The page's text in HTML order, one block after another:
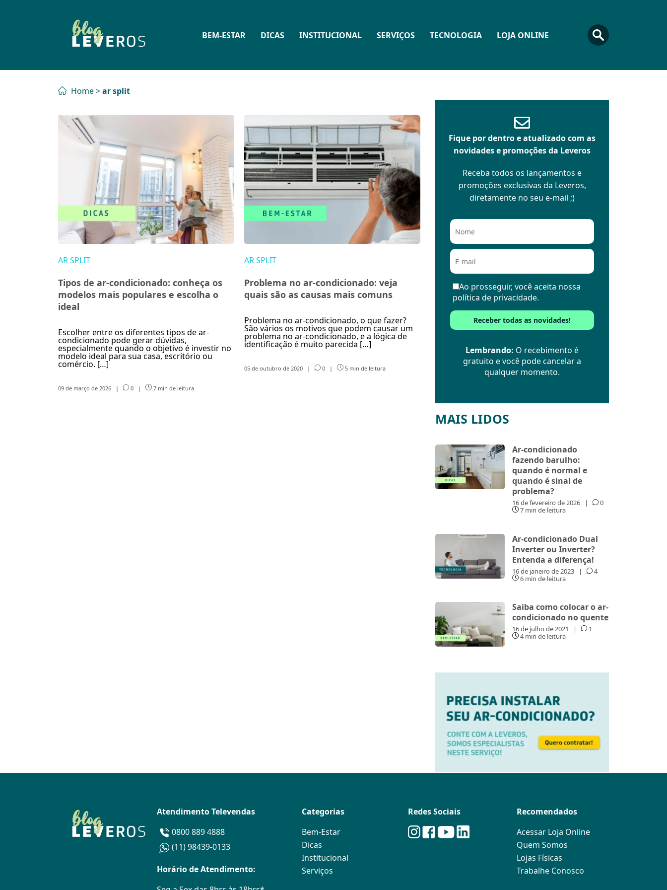
BEM-ESTAR DICAS INSTITUCIONAL SERVIÇOS TECNOLOGIA LOJA ONLINE
Home>ar split
AR SPLIT
Tipos de ar-condicionado: conheça os
modelos mais populares e escolha o
ideal
Escolher entre os diferentes tipos de ar-
condicionado pode gerar dúvidas,
especialmente quando o objetivo é investir no
modelo ideal para sua casa, escritório ou
comércio. […]
09 de março de 2026 | 0 | 7 min de leitura
AR SPLIT
Problema no ar-condicionado: veja
quais são as causas mais comuns
Problema no ar-condicionado, o que fazer?
São vários os motivos que podem causar um
problema no ar-condicionado, e a lógica de
identificação é muito parecida […]
05 de outubro de 2020 | 0 | 5 min de leitura
Fique por dentro e atualizado com as
novidades e promoções da Leveros
Receba todos os lançamentos e
promoções exclusivas da Leveros,
diretamente no seu e-mail ;)
Ao prosseguir, você aceita nossa
política de privacidade.
Lembrando: O recebimento é
gratuito e você pode cancelar a
qualquer momento.
MAIS LIDOS
Ar-condicionado
fazendo barulho:
quando é normal e
quando é sinal de
problema?
16 de fevereiro de 2026 |
0
7 min de leitura
Ar-condicionado Dual
Inverter ou Inverter?
Entenda a diferença!
16 de janeiro de 2023 |
4
6 min de leitura
Saiba como colocar o ar-
condicionado no quente
16 de julho de 2021 |
1
4 min de leitura
Atendimento Televendas
0800 889 4888
(11) 98439-0133
Horário de Atendimento:
Categorias
Bem-Estar
Dicas
Institucional
Serviços
Redes Sociais
Recomendados
Acessar Loja Online
Quem Somos
Lojas Físicas
Trabalhe Conosco